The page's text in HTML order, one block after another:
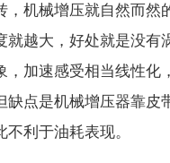
，机械增压就自然而然
就越大，好处就是没有
，加速感受相当线性化
缺点是机械增压器靠皮
不利于油耗表现。